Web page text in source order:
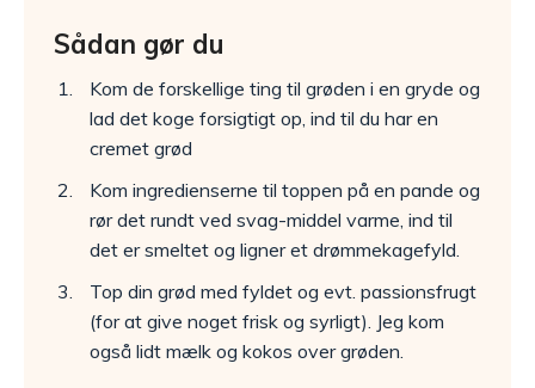
Sådan gør du
Kom de forskellige ting til grøden i en gryde og
lad det koge forsigtigt op, ind til du har en
cremet grød
Kom ingredienserne til toppen på en pande og
rør det rundt ved svag-middel varme, ind til
det er smeltet og ligner et drømmekagefyld.
Top din grød med fyldet og evt. passionsfrugt
(for at give noget frisk og syrligt). Jeg kom
også lidt mælk og kokos over grøden.